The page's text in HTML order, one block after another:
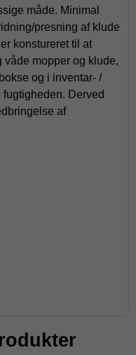
måde. Minimal
presning af klude
konstureret til at
våde mopper og klude,
og i inventar- /
Derved
af